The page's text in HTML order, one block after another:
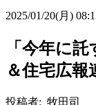
2025/01/20(月)
「今年に
＆住宅広報
投稿者: 牧田司